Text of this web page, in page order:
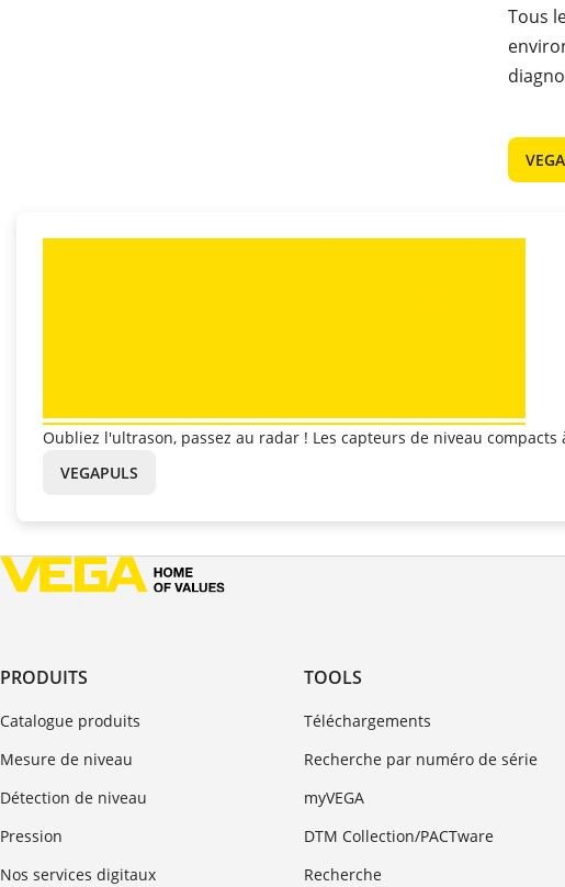
Tous
Oubliez l'ultrason, passez au radar ! Les capteurs de niveau
VEGAPULS
PRODUITS
Catalogue produits
Mesure de niveau
Détection de niveau
Pression
Nos services digitaux
TOOLS
Téléchargements
Recherche par numéro de série
myVEGA
DTM Collection/PACTware
Recherche